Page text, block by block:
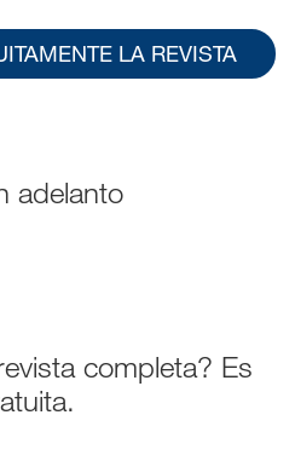
LA REVISTA
adelanto
completa? Es